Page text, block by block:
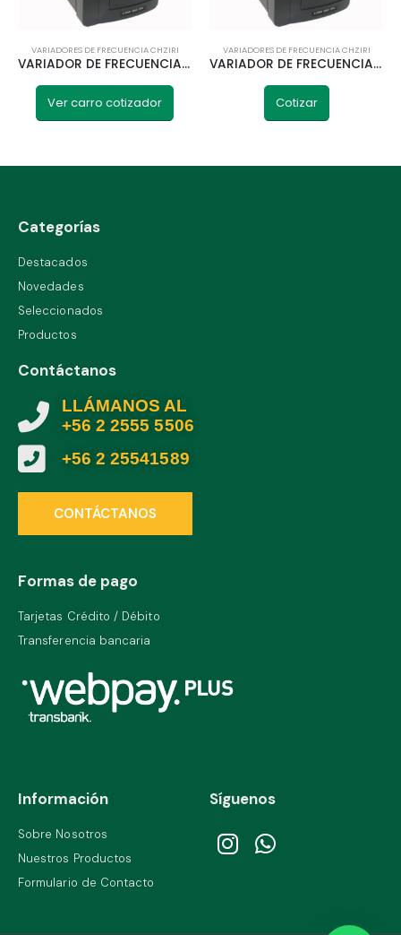
VARIADORES DE FRECUENCIA CHZIRI
VARIADOR DE FRECUENCIA 0,75KW 1HP ZVF300H-G0R7T4SD 380V CHZIRI
Ver carro cotizador
VARIADORES DE FRECUENCIA CHZIRI
VARIADOR DE FRECUENCIA 55KW 75HP ZVF300H-G055/P075T4MD CHZIRI
Cotizar
Categorías
Destacados
Novedades
Seleccionados
Productos
Contáctanos
LLÁMANOS AL
+56 2 2555 5506
+56 2 25541589
CONTÁCTANOS
Formas de pago
Tarjetas Crédito / Débito
Transferencia bancaria
Información
Sobre Nosotros
Nuestros Productos
Formulario de Contacto
Síguenos